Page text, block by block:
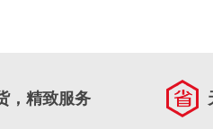
，精致服务